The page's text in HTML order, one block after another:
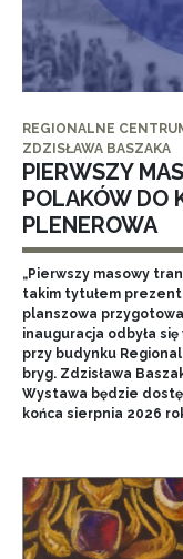
REGIONALNE
ZDZISŁAWA BASZAKA
PIERWSZY
POLAKÓW DO
PLENEROWA
„Pierwszy masowy
takim tytułem
planszowa
inauguracja odbyła
przy budynku
bryg. Zdzisława
Wystawa będzie
końca sierpnia 2026